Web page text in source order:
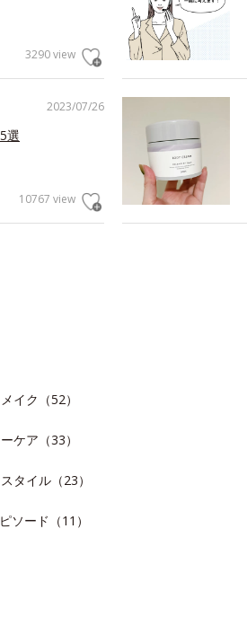
3290 view
2023/07/26
選
10767 view
イク（52）
ケア（33）
タイル（23）
ソード（11）